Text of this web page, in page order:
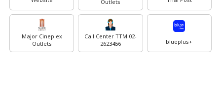
Outlets
Major Cineplex
Outlets
Call Center TTM 02-
2623456
blueplus+